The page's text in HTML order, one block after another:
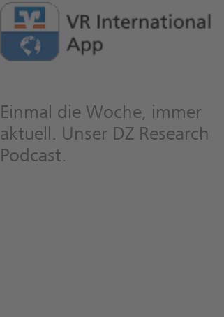
Einmal die Woche, immer
aktuell. Unser DZ Research
Podcast.